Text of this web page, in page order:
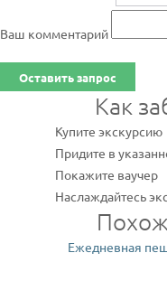
Ваш комментарий
Оставить запрос
Как
Купите экскурсию
Придите в
Покажите ваучер
Наслаждайтесь
Ежедневная